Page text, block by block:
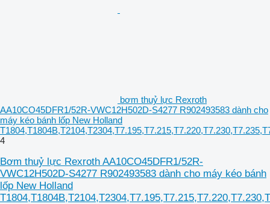
bơm thuỷ lực Rexroth
AA10CO45DFR1/52R-VWC12H502D-S4277 R902493583 dành cho
máy kéo bánh lốp New Holland
4
Bơm thuỷ lực Rexroth AA10CO45DFR1/52R-
VWC12H502D-S4277 R902493583 dành cho máy kéo bánh
lốp New Holland